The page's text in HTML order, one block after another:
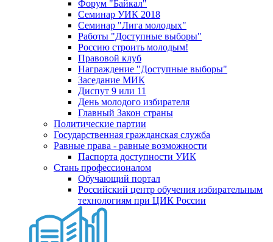
Форум "Байкал"
Семинар УИК 2018
Семинар "Лига молодых"
Работы "Доступные выборы"
Россию строить молодым!
Правовой клуб
Награждение "Доступные выборы"
Заседание МИК
Диспут 9 или 11
День молодого избирателя
Главный Закон страны
Политические партии
Государственная гражданская служба
Равные права - равные возможности
Паспорта доступности УИК
Стань профессионалом
Обучающий портал
Российский центр обучения избирательным
технологиям при ЦИК России